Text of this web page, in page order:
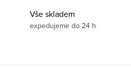
Vše skladem
expedujeme do 24 h